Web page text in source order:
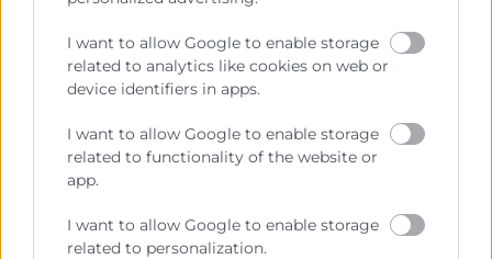
I want to allow Google to enable storage
related to analytics like cookies on web or
device identifiers in apps.
I want to allow Google to enable storage
related to functionality of the website or
app.
I want to allow Google to enable storage
related to personalization.
He leído y acepto laPolítica de Privacidad